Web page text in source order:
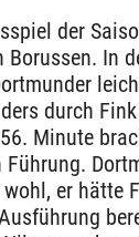
der
Borussen. In
durch
Minute
Führung.
er hätte